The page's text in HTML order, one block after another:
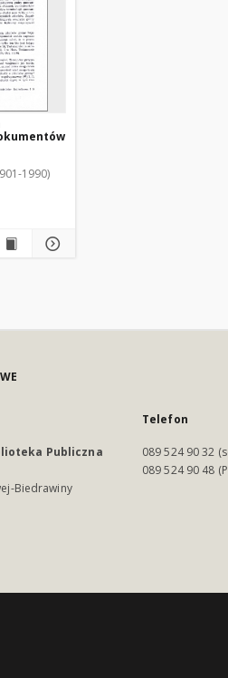
1990)
Publiczna
Biedrawiny
Telefon
089 524 90 32
089 524 90 48